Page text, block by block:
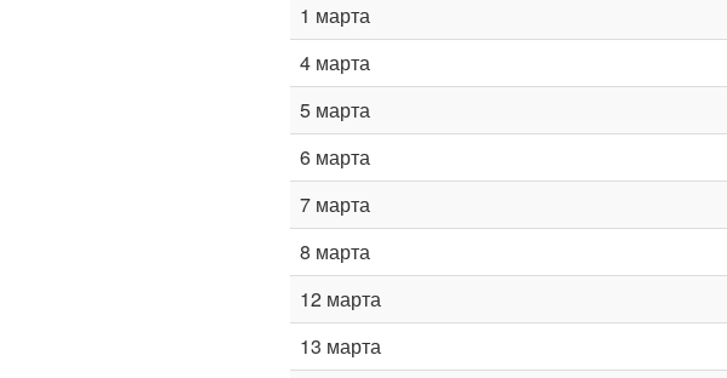
1 марта
4 марта
5 марта
6 марта
7 марта
8 марта
12 марта
13 марта